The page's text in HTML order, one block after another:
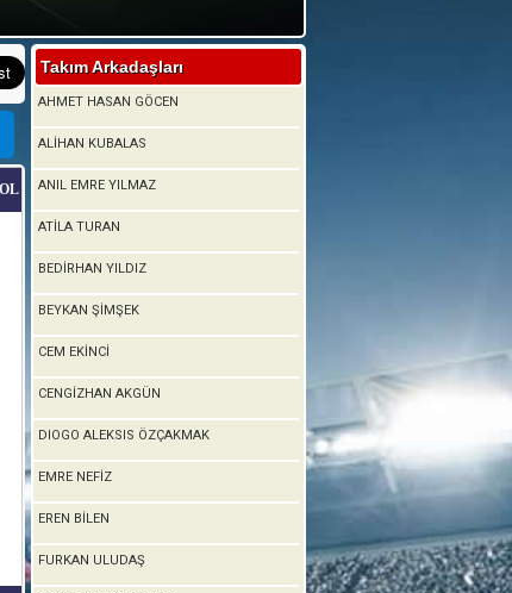
Takım Arkadaşları
AHMET HASAN GÖCEN
ALİHAN KUBALAS
ANIL EMRE YILMAZ
ATİLA TURAN
BEDİRHAN YILDIZ
BEYKAN ŞİMŞEK
CEM EKİNCİ
CENGİZHAN AKGÜN
DIOGO ALEKSIS ÖZÇAKMAK
EMRE NEFİZ
EREN BİLEN
FURKAN ULUDAŞ